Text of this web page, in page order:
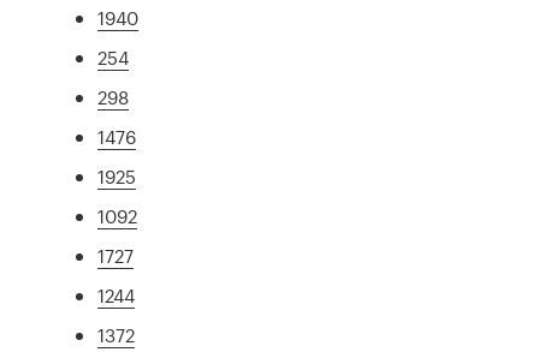
1940
254
298
1476
1925
1092
1727
1244
1372